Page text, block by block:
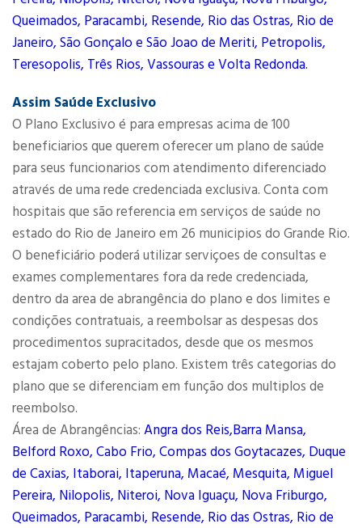
Queimados, Paracambi, Resende, Rio das Ostras, Rio de
Janeiro, São Gonçalo e São Joao de Meriti, Petropolis,
Teresopolis, Três Rios, Vassouras e Volta Redonda.
Assim Saúde Exclusivo
O Plano Exclusivo é para empresas acima de 100
beneficiarios que querem oferecer um plano de saúde
para seus funcionarios com atendimento diferenciado
através de uma rede credenciada exclusiva. Conta com
hospitais que são referencia em serviços de saúde no
estado do Rio de Janeiro em 26 municipios do Grande Rio.
O beneficiário poderá utilizar serviçoes de consultas e
exames complementares fora da rede credenciada,
dentro da area de abrangência do plano e dos limites e
condições contratuais, a reembolsar as despesas dos
procedimentos supracitados, desde que os mesmos
estajam coberto pelo plano. Existem três categorias do
plano que se diferenciam em função dos multiplos de
reembolso.
Área de Abrangências: Angra dos Reis,Barra Mansa,
Belford Roxo, Cabo Frio, Compas dos Goytacazes, Duque
de Caxias, Itaborai, Itaperuna, Macaé, Mesquita, Miguel
Pereira, Nilopolis, Niteroi, Nova Iguaçu, Nova Friburgo,
Queimados, Paracambi, Resende, Rio das Ostras, Rio de